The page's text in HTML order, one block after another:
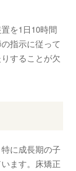
を1日10時間
指示に従って
することが欠
に成長期の子
ます。床矯正